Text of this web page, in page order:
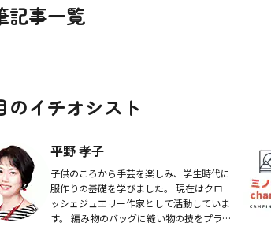
記事一覧
のイチオシスト
平野 孝子
子供のころから手芸を楽しみ、学生時代に
服作りの基礎を学びました。 現在はクロ
ッシェジュエリー作家として活動していま
す。 編み物のバッグに縫い物の技をプラ